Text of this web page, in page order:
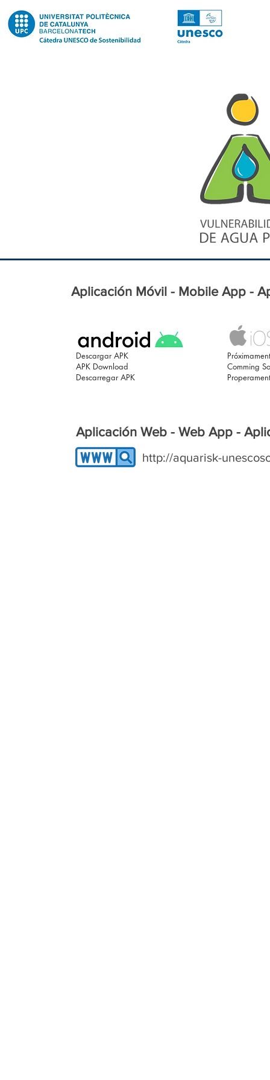
Aplicación Móvil - Mobile App -
Descargar APK
APK Download
Descarregar APK
Comming
Properament
Aplicación Web - Web App -
http://aquarisk-